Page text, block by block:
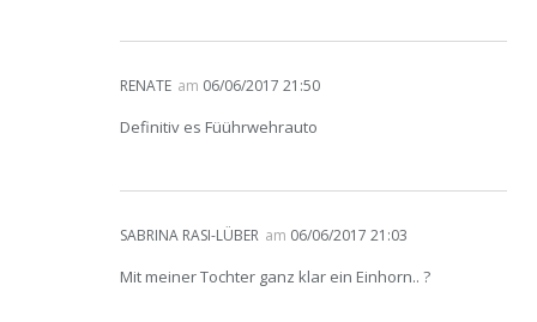
RENATE am 06/06/2017 21:50
Definitiv es Füührwehrauto
SABRINA RASI-LÜBER am 06/06/2017 21:03
Mit meiner Tochter ganz klar ein Einhorn.. ?